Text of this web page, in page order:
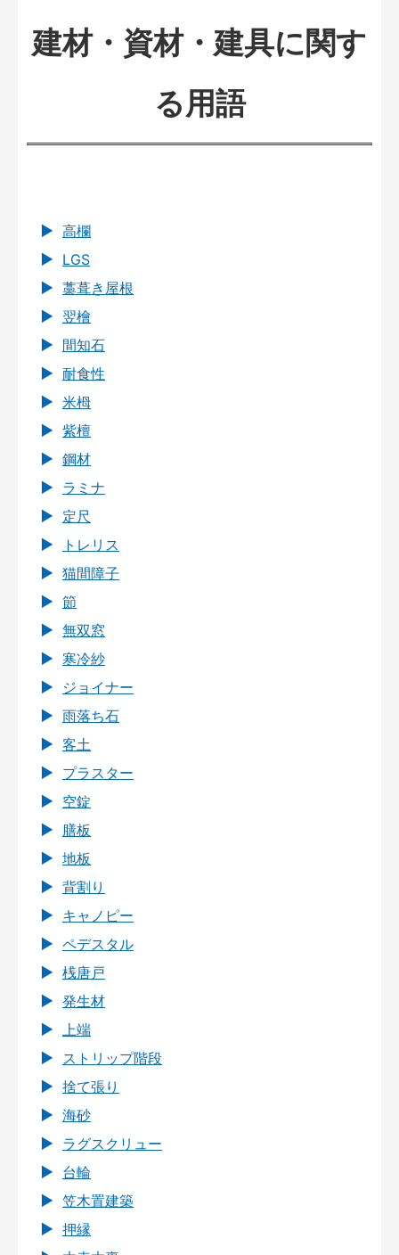
建材・資材・建具に関す
る用語
高欄
LGS
藁葺き屋根
翌檜
間知石
耐食性
米栂
紫檀
鋼材
ラミナ
定尺
トレリス
猫間障子
節
無双窓
寒冷紗
ジョイナー
雨落ち石
客土
プラスター
空錠
膳板
地板
背割り
キャノピー
ペデスタル
桟唐戸
発生材
上端
ストリップ階段
捨て張り
海砂
ラグスクリュー
台輪
笠木置建築
押縁